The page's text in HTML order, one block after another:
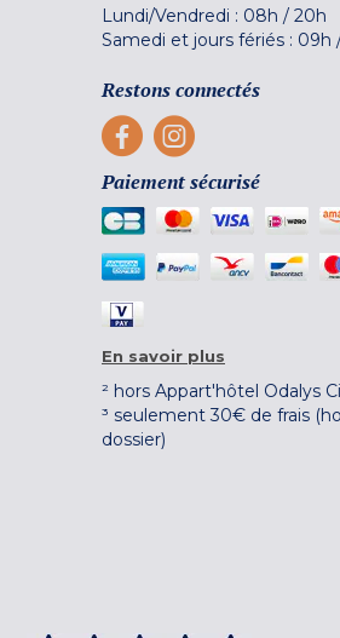
Lundi/Vendredi : 08h / 20h
Samedi et jours fériés : 09h
Restons connectés
Paiement sécurisé
En savoir plus
² hors Appart'hôtel Odalys
³ seulement 30€ de frais
dossier)